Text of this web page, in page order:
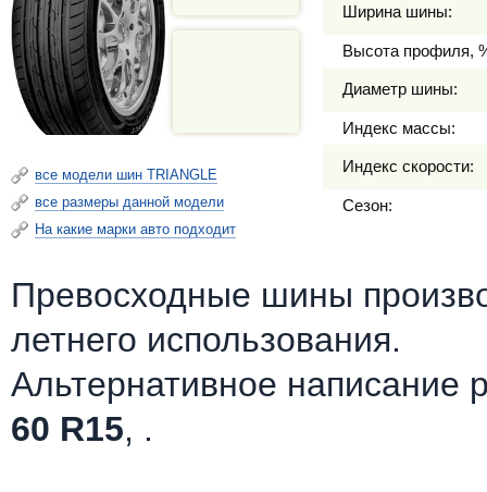
все модели шин TRIANGLE
все размеры данной модели
На какие марки авто подходит
Ширина шины:
Высота профиля,
Диаметр шины:
Индекс массы:
Индекс скорости:
Сезон:
Превосходные шины
летнего использования.
Альтернативное написание
60 R15, .